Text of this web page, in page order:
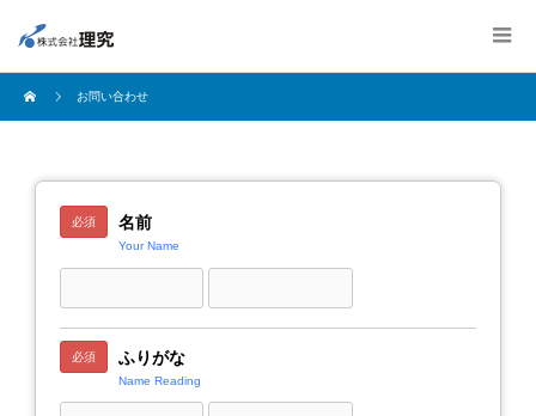
お問い合わせ
必須 名前
Your Name
必須 ふりがな
Name Reading